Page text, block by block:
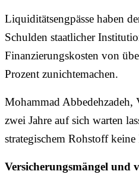
Liquiditätsengpässe haben
Schulden staatlicher
Finanzierungskosten von
Prozent zunichtemachen.
Mohammad Abbedehzadeh,
zwei Jahre auf sich warten
strategischem Rohstoff
Versicherungsmängel und